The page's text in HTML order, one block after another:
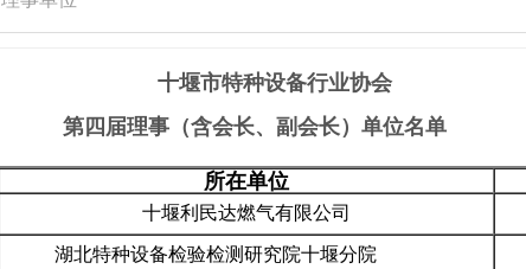
十堰市特种设备行业协会
第四届理事（含会长、副会长）单位名单
所在单位
十堰利民达燃气有限公司
湖北特种设备检验检测研究院十堰分院